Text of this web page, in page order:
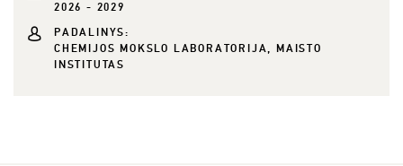
2026 - 2029
PADALINYS:
CHEMIJOS MOKSLO LABORATORIJA, MAISTO
INSTITUTAS